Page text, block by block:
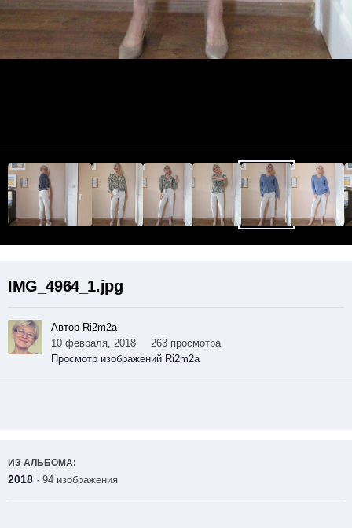
IMG_4964_1.jpg
Автор Ri2m2a
10 февраля, 2018
263 просмотра
Просмотр изображений Ri2m2a
ИЗ АЛЬБОМА:
2018 · 94 изображения